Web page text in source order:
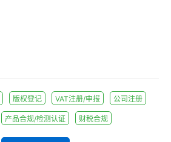
版权登记 VAT注册/申报 公司注册
产品合规/检测认证 财税合规